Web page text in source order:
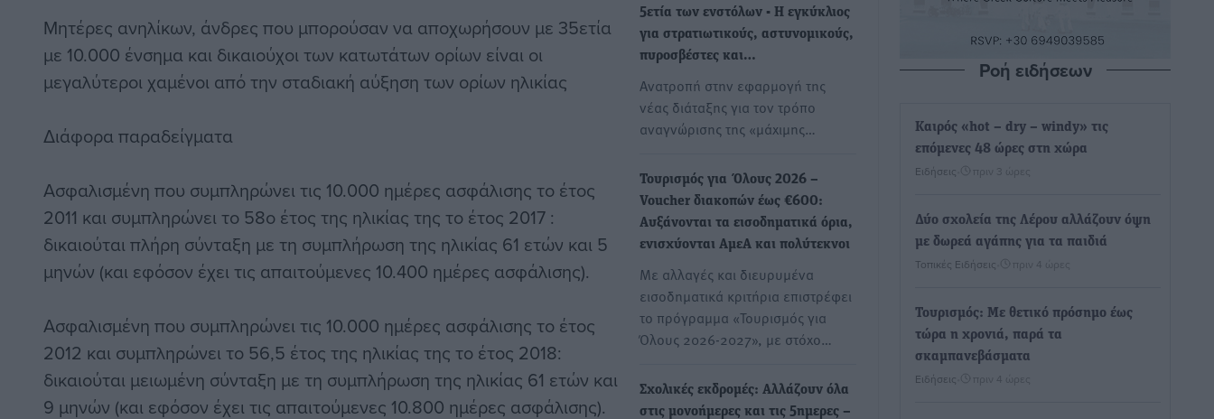
Μητέρες ανηλίκων, άνδρες που μπορούσαν να αποχωρήσουν με 35ετία
με 10.000 ένσημα και δικαιούχοι των κατωτάτων ορίων είναι οι
μεγαλύτεροι χαμένοι από την σταδιακή αύξηση των ορίων ηλικίας
Διάφορα παραδείγματα
Ασφαλισμένη που συμπληρώνει τις 10.000 ημέρες ασφάλισης το έτος
2011 και συμπληρώνει το 58o έτος της ηλικίας της το έτος 2017 :
δικαιούται πλήρη σύνταξη με τη συμπλήρωση της ηλικίας 61 ετών και 5
μηνών (και εφόσον έχει τις απαιτούμενες 10.400 ημέρες ασφάλισης).
Ασφαλισμένη που συμπληρώνει τις 10.000 ημέρες ασφάλισης το έτος
2012 και συμπληρώνει το 56,5 έτος της ηλικίας της το έτος 2018:
δικαιούται μειωμένη σύνταξη με τη συμπλήρωση της ηλικίας 61 ετών και
9 μηνών (και εφόσον έχει τις απαιτούμενες 10.800 ημέρες ασφάλισης).
5ετία των ενστόλων - Η εγκύκλιος
για στρατιωτικούς, αστυνομικούς,
πυροσβέστες και…
Ανατροπή στην εφαρμογή της
νέας διάταξης για τον τρόπο
αναγνώρισης της «μάχιμης…
Τουρισμός για Όλους 2026 –
Voucher διακοπών έως €600:
Αυξάνονται τα εισοδηματικά όρια,
ενισχύονται ΑμεΑ και πολύτεκνοι
Με αλλαγές και διευρυμένα
εισοδηματικά κριτήρια επιστρέφει
το πρόγραμμα «Τουρισμός για
Όλους 2026-2027», με στόχο…
Σχολικές εκδρομές: Αλλάζουν όλα
στις μονοήμερες και τις 5ημερες –
Ροή ειδήσεων
Καιρός «hot – dry – windy» τις
επόμενες 48 ώρες στη χώρα
Ειδήσεις πριν 3 ώρες
Δύο σχολεία της Λέρου αλλάζουν όψη
με δωρεά αγάπης για τα παιδιά
Τοπικές Ειδήσεις πριν 4 ώρες
Τουρισμός: Με θετικό πρόσημο έως
τώρα η χρονιά, παρά τα
σκαμπανεβάσματα
Ειδήσεις πριν 4 ώρες